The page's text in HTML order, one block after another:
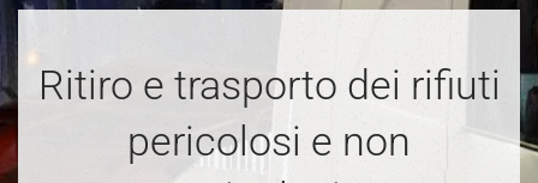
Ritiro e trasporto dei rifiuti
pericolosi e non